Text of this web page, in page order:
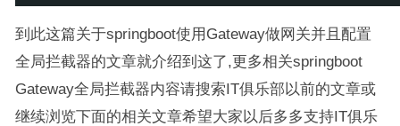
到此这篇关于springboot使用Gateway做网关并且配置
全局拦截器的文章就介绍到这了,更多相关springboot
Gateway全局拦截器内容请搜索IT俱乐部以前的文章或
继续浏览下面的相关文章希望大家以后多多支持IT俱乐